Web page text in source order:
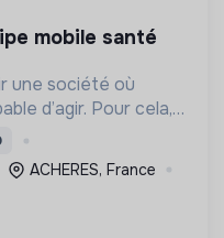
une société où
d’agir. Pour cela,
des lieux
à tous.
ACHERES, France